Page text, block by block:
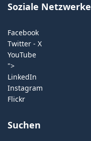
Soziale Netzwerke
Facebook
Twitter - X
YouTube
">
LinkedIn
Instagram
Flickr
Suchen